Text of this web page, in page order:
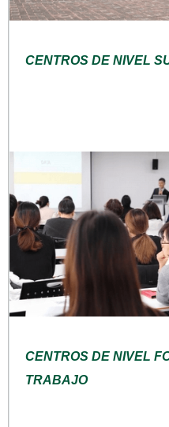
CENTROS DE NIVEL
CENTROS DE NIVEL
TRABAJO